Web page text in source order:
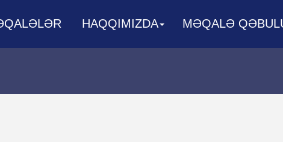
HAQQIMIZDA MƏQALƏ